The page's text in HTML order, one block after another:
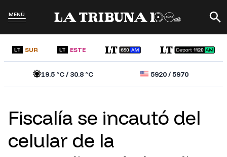
MENÚ
LT SUR LT ESTE
19.5°C /30.8°C 5920/5970
Fiscalía se incautó del
celular de la